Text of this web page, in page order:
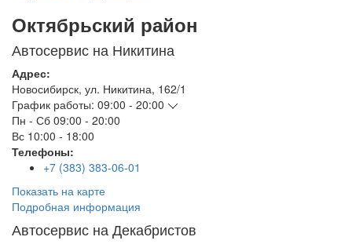
Октябрьский район
Автосервис на Никитина
Адрес:
Новосибирск, ул. Никитина, 162/1
График работы: 09:00 - 20:00
Пн - Сб 09:00 - 20:00
Вс 10:00 - 18:00
Телефоны:
+7 (383) 383-06-01
Показать на карте
Подробная информация
Автосервис на Декабристов